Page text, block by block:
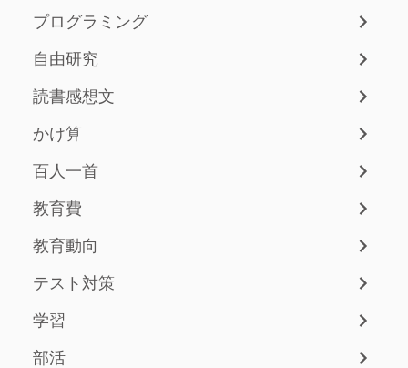
プログラミング
自由研究
読書感想文
かけ算
百人一首
教育費
教育動向
テスト対策
学習
部活